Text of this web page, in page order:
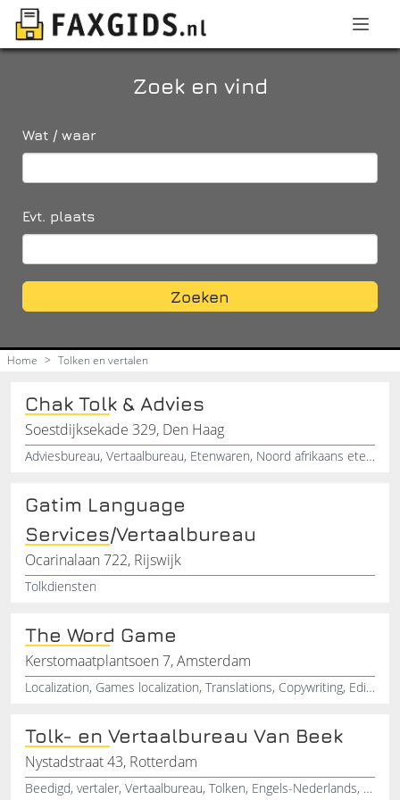
Zoek en vind
Wat / waar
Evt. plaats
Zoeken
Home > Tolken en vertalen
Chak Tolk & Advies
Soestdijksekade 329, Den Haag
Adviesbureau, Vertaalbureau, Etenwaren, Noord afrikaans eten advies, Spaans eten advies, Export, Import
Gatim Language
Services/Vertaalbureau
Ocarinalaan 722, Rijswijk
Tolkdiensten
The Word Game
Kerstomaatplantsoen 7, Amsterdam
Localization, Games localization, Translations, Copywriting, Editing
Tolk- en Vertaalbureau Van Beek
Nystadstraat 43, Rotterdam
Beedigd, vertaler, Vertaalbureau, Tolken, Engels-Nederlands, Russisch-Nederlands, Nederlands-Russisch, Rotterdam, Zuid-Holland, Justitie